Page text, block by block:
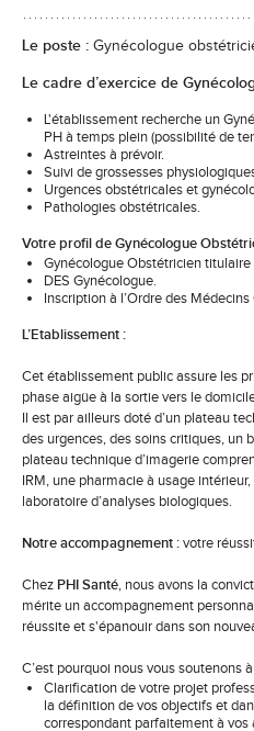
Le poste : Gynécologue
Le cadre d’exercice de
L'établissement recherche un
PH à temps plein (possibilité de
Astreintes à prévoir.
Suivi de grossesses
Urgences obstétricales et
Pathologies obstétricales.
Votre profil de Gynécologue
Gynécologue Obstétricien
DES Gynécologue.
Inscription à l’Ordre des Médecins
L’Etablissement :
Cet établissement public assure les
phase aigüe à la sortie vers le
Il est par ailleurs doté d’un plateau
des urgences, des soins critiques, un
plateau technique d’imagerie
IRM, une pharmacie à usage
laboratoire d’analyses biologiques.
Notre accompagnement :votre
Chez PHI Santé, nous avons la
mérite un accompagnement
réussite et s'épanouir dans son
C’est pourquoi nous vous soutenons
Clarification de votre projet
la définition de vos objectifs et
correspondant parfaitement à